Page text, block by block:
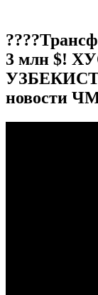
3 млн $!
новости